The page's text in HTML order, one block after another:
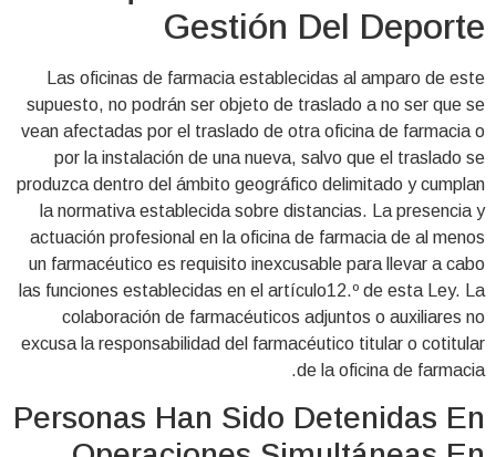
Gestión Del Deporte
Las oficinas de farmacia establecidas al amparo de este
supuesto, no podrán ser objeto de traslado a no ser que se
vean afectadas por el traslado de otra oficina de farmacia o
por la instalación de una nueva, salvo que el traslado se
produzca dentro del ámbito geográfico delimitado y cumplan
la normativa establecida sobre distancias. La presencia y
actuación profesional en la oficina de farmacia de al menos
un farmacéutico es requisito inexcusable para llevar a cabo
las funciones establecidas en el artículo12.º de esta Ley. La
colaboración de farmacéuticos adjuntos o auxiliares no
excusa la responsabilidad del farmacéutico titular o cotitular
de la oficina de farmacia.
Personas Han Sido Detenidas En